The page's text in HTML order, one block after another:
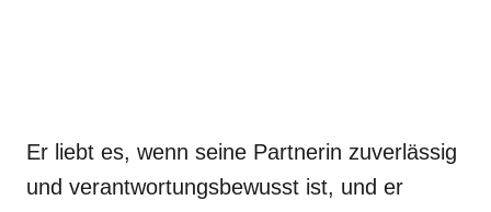
Er liebt es, wenn seine Partnerin zuverlässig
und verantwortungsbewusst ist, und er